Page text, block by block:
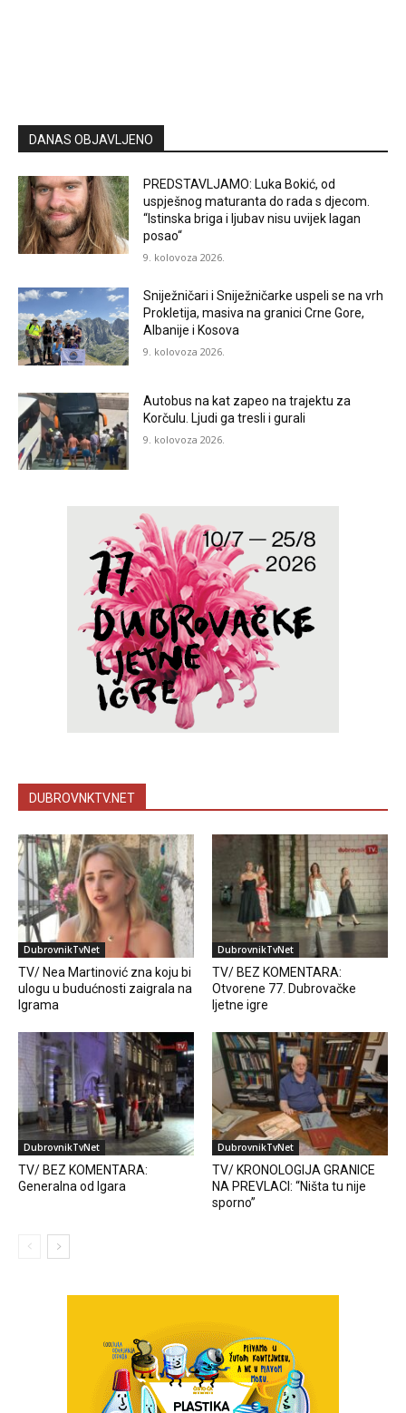
DANAS OBJAVLJENO
PREDSTAVLJAMO: Luka Bokić, od
uspješnog maturanta do rada s djecom.
“Istinska briga i ljubav nisu uvijek lagan
posao“
9. kolovoza 2026.
Sniježničari i Sniježničarke uspeli se na vrh
Prokletija, masiva na granici Crne Gore,
Albanije i Kosova
9. kolovoza 2026.
Autobus na kat zapeo na trajektu za
Korčulu. Ljudi ga tresli i gurali
9. kolovoza 2026.
DUBROVNKTV.NET
DubrovnikTvNet
TV/ Nea Martinović zna koju bi
ulogu u budućnosti zaigrala na
Igrama
DubrovnikTvNet
TV/ BEZ KOMENTARA:
Otvorene 77. Dubrovačke
ljetne igre
DubrovnikTvNet
TV/ BEZ KOMENTARA:
Generalna od Igara
DubrovnikTvNet
TV/ KRONOLOGIJA GRANICE
NA PREVLACI: “Ništa tu nije
sporno”